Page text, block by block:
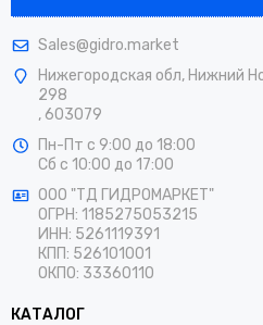
Sales@gidro.market
Нижегородская обл, Нижний
298
, 603079
Пн-Пт с 9:00 до 18:00
Сб с 10:00 до 17:00
ООО "ТД ГИДРОМАРКЕТ"
ОГРН: 1185275053215
ИНН: 5261119391
КПП: 526101001
ОКПО: 33360110
КАТАЛОГ